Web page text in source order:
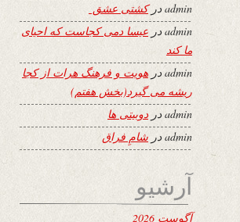
adminدرکشتی عشق
adminدر عیسا دمی کجاست که احیای
ما کند
adminدر هویت و فرهنگ هرات از کجا
ریشه می گیرد(بخش هفتم)
adminدردوبیتی ها
admin در شامِ فراق
آرشیو
آگوست 2026